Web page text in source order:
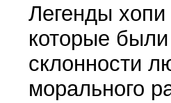
Легенды хопи
которые
склонности
морального